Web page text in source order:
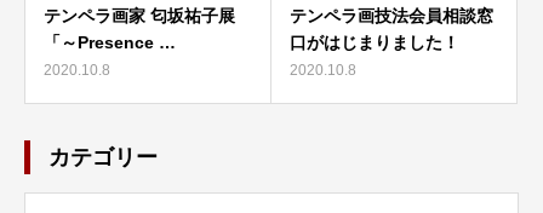
テンペラ画家 匂坂祐子展
「～Presence …
2020.10.8
テンペラ画技法会員相談窓
口がはじまりました！
2020.10.8
カテゴリー